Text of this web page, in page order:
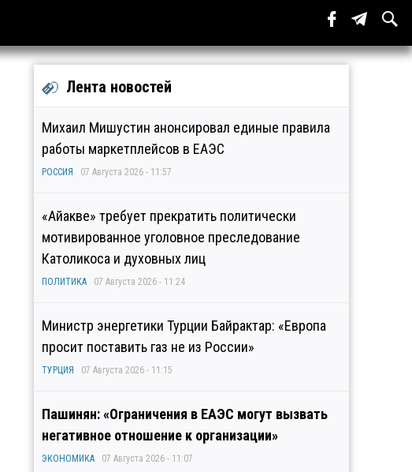
Лента новостей
Михаил Мишустин анонсировал единые правила
работы маркетплейсов в ЕАЭС
РОССИЯ 07 Августа 2026 - 11:57
«Айакве» требует прекратить политически
мотивированное уголовное преследование
Католикоса и духовных лиц
ПОЛИТИКА 07 Августа 2026 - 11:24
Министр энергетики Турции Байрактар: «Европа
просит поставить газ не из России»
ТУРЦИЯ 07 Августа 2026 - 11:15
Пашинян: «Ограничения в ЕАЭС могут вызвать
негативное отношение к организации»
ЭКОНОМИКА 07 Августа 2026 - 11:07